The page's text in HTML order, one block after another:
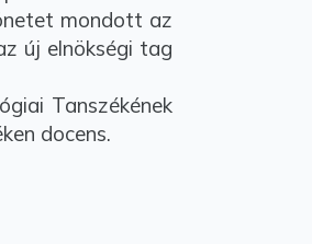
mondott az
új elnökségi tag
Tanszékének
docens.